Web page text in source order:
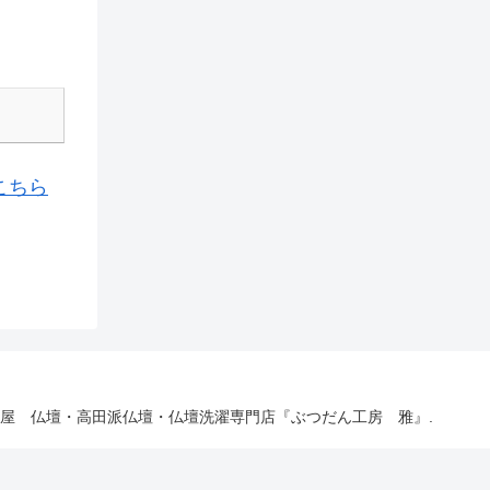
ちら
仏壇・高田派仏壇・仏壇洗濯専門店『ぶつだん工房 雅』.